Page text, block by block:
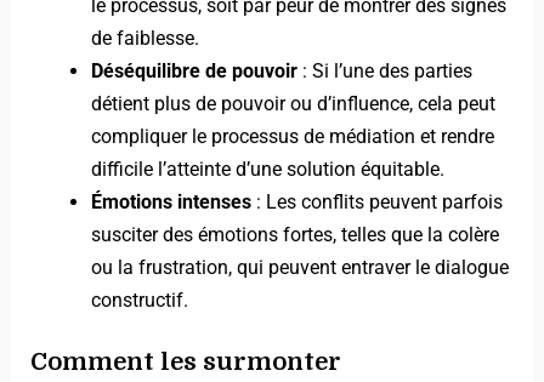
le processus, soit par peur de montrer des signes
de faiblesse.
Déséquilibre de pouvoir: Si l’une des parties
détient plus de pouvoir ou d’influence, cela peut
compliquer le processus de médiation et rendre
difficile l’atteinte d’une solution équitable.
Émotions intenses: Les conflits peuvent parfois
susciter des émotions fortes, telles que la colère
ou la frustration, qui peuvent entraver le dialogue
constructif.
Comment les surmonter